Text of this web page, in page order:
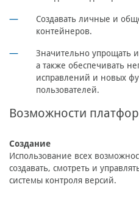
Создавать личные и
контейнеров.
Значительно упрощать и
а также обеспечивать
исправлений и новых
пользователей.
Возможности
Создание
Использование всех
создавать, смотреть и
системы контроля версий.